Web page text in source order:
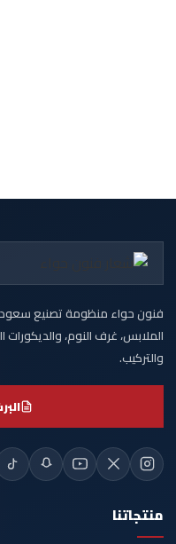
فنون حواء منظومة تصنيع
الملابس، غرف النوم،
والتركيب.
منتجاتنا